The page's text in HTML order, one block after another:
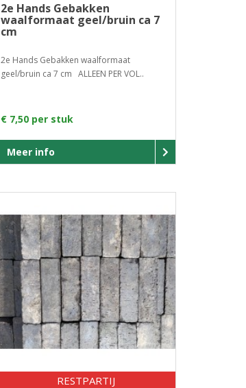
2e Hands Gebakken
waalformaat geel/bruin ca 7
cm
2e Hands Gebakken waalformaat
geel/bruin ca 7 cm ALLEEN PER VOL..
€ 7,50 per stuk
Meer info
RESTPARTIJ